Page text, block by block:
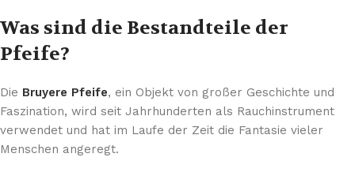
Was sind die Bestandteile der
Pfeife?
Die Bruyere Pfeife, ein Objekt von großer Geschichte und
Faszination, wird seit Jahrhunderten als Rauchinstrument
verwendet und hat im Laufe der Zeit die Fantasie vieler
Menschen angeregt.